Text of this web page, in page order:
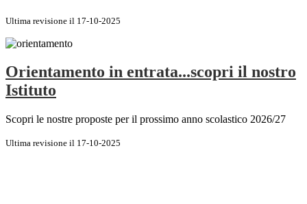
Ultima revisione il 17-10-2025
Orientamento in entrata...scopri il nostro
Istituto
Scopri le nostre proposte per il prossimo anno scolastico 2026/27
Ultima revisione il 17-10-2025